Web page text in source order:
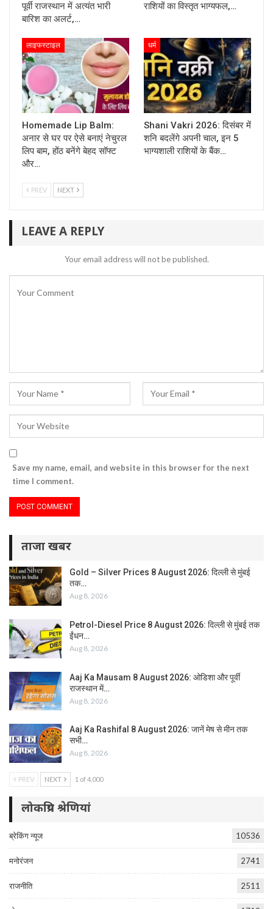
पूर्वी राजस्थान में अत्यंत भारी
बारिश का अलर्ट,…
राशियों का विस्तृत भाग्यफल,…
लाइफस्टाइल
Homemade Lip Balm:
अनार से घर पर ऐसे बनाएं नेचुरल
लिप बाम, होंठ बनेंगे बेहद सॉफ्ट
और…
धर्म
Shani Vakri 2026: दिसंबर में
शनि बदलेंगे अपनी चाल, इन 5
भाग्यशाली राशियों के बैंक…
PREV NEXT
LEAVE A REPLY
Your email address will not be published.
Save my name, email, and website in this browser for the next
time I comment.
ताजा खबर
Gold – Silver Prices 8 August 2026: दिल्ली से मुंबई
तक…
Aug 8, 2026
Petrol-Diesel Price 8 August 2026: दिल्ली से मुंबई तक
ईंधन…
Aug 8, 2026
Aaj Ka Mausam 8 August 2026: ओडिशा और पूर्वी
राजस्थान में…
Aug 8, 2026
Aaj Ka Rashifal 8 August 2026: जानें मेष से मीन तक
सभी…
Aug 8, 2026
PREV NEXT 1 of 4,000
लोकप्रिय श्रेणियां
ब्रेकिंग न्यूज 10536
मनोरंजन 2741
राजनीति 2511